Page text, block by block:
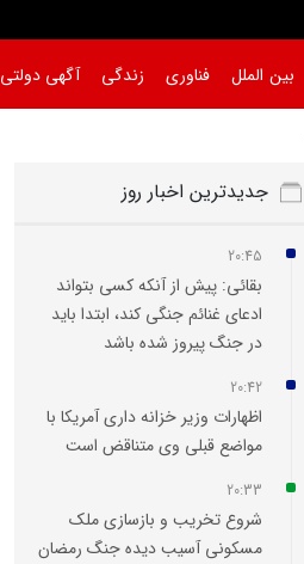
بین الملل فناوری زندگی آگهی دولتی
جدیدترین اخبار روز
20:45
بقائی: پیش از آنکه کسی بتواند
ادعای غنائم جنگی کند، ابتدا باید
در جنگ پیروز شده باشد
20:42
اظهارات وزیر خزانه‌ داری آمریکا با
مواضع قبلی وی متناقض است
20:33
شروع تخریب و بازسازی ملک
مسکونی آسیب‌ دیده جنگ رمضان